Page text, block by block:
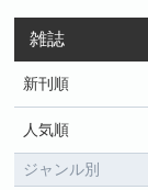
雑誌
新刊順
人気順
ジャンル別